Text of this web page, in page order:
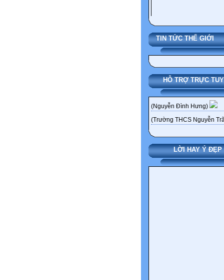
TIN TỨC THẾ
HỖ TRỢ TRỰC
(Nguyễn Đình Hưng)
(Trường THCS Nguyễn
LỜI HAY Ý ĐẸP